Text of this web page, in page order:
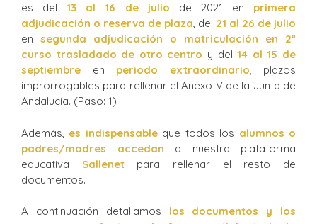
es del 13 al 16 de julio de 2021 en primera
adjudicación o reserva de plaza, del 21 al 26 de julio
en segunda adjudicación o matriculación en 2º
curso trasladado de otro centro y del14 al 15 de
septiembre en periodo extraordinario, plazos
improrrogables para rellenar el Anexo V de la Junta de
Andalucía. (Paso: 1)
Además, es indispensableque todos los alumnos o
padres/madres accedan a nuestra plataforma
educativa Sallenetpara rellenar el resto de
documentos.
A continuación detallamos los documentos y los